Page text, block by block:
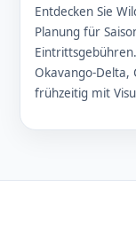
Entdecken Sie
Planung für
Okavango-Delta,
frühzeitig mit